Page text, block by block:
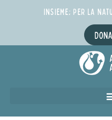
INSIEME; PER LA